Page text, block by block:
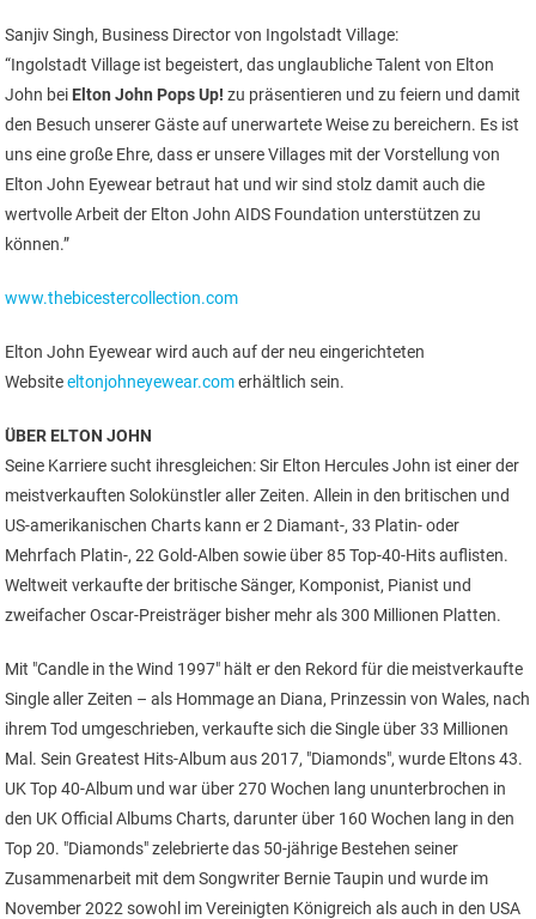
Sanjiv Singh, Business Director von Ingolstadt Village:
“Ingolstadt Village ist begeistert, das unglaubliche Talent von Elton
John bei Elton John Pops Up! zu präsentieren und zu feiern und damit
den Besuch unserer Gäste auf unerwartete Weise zu bereichern. Es ist
uns eine große Ehre, dass er unsere Villages mit der Vorstellung von
Elton John Eyewear betraut hat und wir sind stolz damit auch die
wertvolle Arbeit der Elton John AIDS Foundation unterstützen zu
können.”
www.thebicestercollection.com
Elton John Eyewear wird auch auf der neu eingerichteten
Websiteeltonjohneyewear.comerhältlich sein.
ÜBER ELTON JOHN
Seine Karriere sucht ihresgleichen: Sir Elton Hercules John ist einer der
meistverkauften Solokünstler aller Zeiten. Allein in den britischen und
US-amerikanischen Charts kann er 2 Diamant-, 33 Platin- oder
Mehrfach Platin-, 22 Gold-Alben sowie über 85 Top-40-Hits auflisten.
Weltweit verkaufte der britische Sänger, Komponist, Pianist und
zweifacher Oscar-Preisträger bisher mehr als 300 Millionen Platten.
Mit "Candle in the Wind 1997" hält er den Rekord für die meistverkaufte
Single aller Zeiten – als Hommage an Diana, Prinzessin von Wales, nach
ihrem Tod umgeschrieben, verkaufte sich die Single über 33 Millionen
Mal. Sein Greatest Hits-Album aus 2017, "Diamonds", wurde Eltons 43.
UK Top 40-Album und war über 270 Wochen lang ununterbrochen in
den UK Official Albums Charts, darunter über 160 Wochen lang in den
Top 20. "Diamonds" zelebrierte das 50-jährige Bestehen seiner
Zusammenarbeit mit dem Songwriter Bernie Taupin und wurde im
November 2022 sowohl im Vereinigten Königreich als auch in den USA